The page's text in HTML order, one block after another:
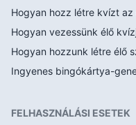
Hogyan hozz létre kvízt
Hogyan vezessünk élő
Hogyan hozzunk létre élő
Ingyenes bingókártya-
FELHASZNÁLÁSI ESETEK